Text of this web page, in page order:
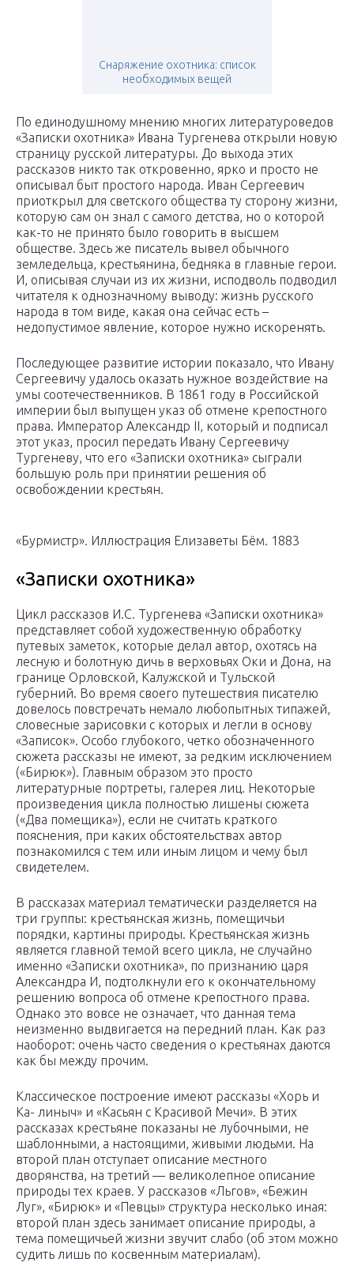
Снаряжение охотника: список
необходимых вещей
По единодушному мнению многих литературоведов
«Записки охотника» Ивана Тургенева открыли новую
страницу русской литературы. До выхода этих
рассказов никто так откровенно, ярко и просто не
описывал быт простого народа. Иван Сергеевич
приоткрыл для светского общества ту сторону жизни,
которую сам он знал с самого детства, но о которой
как-то не принято было говорить в высшем
обществе. Здесь же писатель вывел обычного
земледельца, крестьянина, бедняка в главные герои.
И, описывая случаи из их жизни, исподволь подводил
читателя к однозначному выводу: жизнь русского
народа в том виде, какая она сейчас есть –
недопустимое явление, которое нужно искоренять.
Последующее развитие истории показало, что Ивану
Сергеевичу удалось оказать нужное воздействие на
умы соотечественников. В 1861 году в Российской
империи был выпущен указ об отмене крепостного
права. Император Александр II, который и подписал
этот указ, просил передать Ивану Сергеевичу
Тургеневу, что его «Записки охотника» сыграли
большую роль при принятии решения об
освобождении крестьян.
«Бурмистр». Иллюстрация Елизаветы Бём. 1883
«Записки охотника»
Цикл рассказов И.С. Тургенева «Записки охотника»
представляет собой художественную обработку
путевых заметок, которые делал автор, охотясь на
лесную и болотную дичь в верховьях Оки и Дона, на
границе Орловской, Калужской и Тульской
губерний. Во время своего путешествия писателю
довелось повстречать немало любопытных типажей,
словесные зарисовки с которых и легли в основу
«Записок». Особо глубокого, четко обозначенного
сюжета рассказы не имеют, за редким исключением
(«Бирюк»). Главным образом это просто
литературные портреты, галерея лиц. Некоторые
произведения цикла полностью лишены сюжета
(«Два помещика»), если не считать краткого
пояснения, при каких обстоятельствах автор
познакомился с тем или иным лицом и чему был
свидетелем.
В рассказах материал тематически разделяется на
три группы: крестьянская жизнь, помещичьи
порядки, картины природы. Крестьянская жизнь
является главной темой всего цикла, не случайно
именно «Записки охотника», по признанию царя
Александра И, подтолкнули его к окончательному
решению вопроса об отмене крепостного права.
Однако это вовсе не означает, что данная тема
неизменно выдвигается на передний план. Как раз
наоборот: очень часто сведения о крестьянах даются
как бы между прочим.
Классическое построение имеют рассказы «Хорь и
Ка- линыч» и «Касьян с Красивой Мечи». В этих
рассказах крестьяне показаны не лубочными, не
шаблонными, а настоящими, живыми людьми. На
второй план отступает описание местного
дворянства, на третий — великолепное описание
природы тех краев. У рассказов «Льгов», «Бежин
Луг», «Бирюк» и «Певцы» структура несколько иная:
второй план здесь занимает описание природы, а
тема помещичьей жизни звучит слабо (об этом можно
судить лишь по косвенным материалам).